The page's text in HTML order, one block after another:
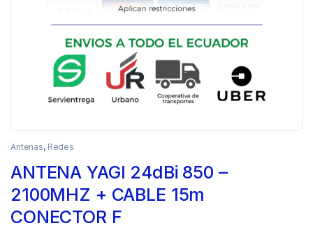
Antenas, Redes
ANTENA YAGI 24dBi 850 –
2100MHZ + CABLE 15m
CONECTOR F